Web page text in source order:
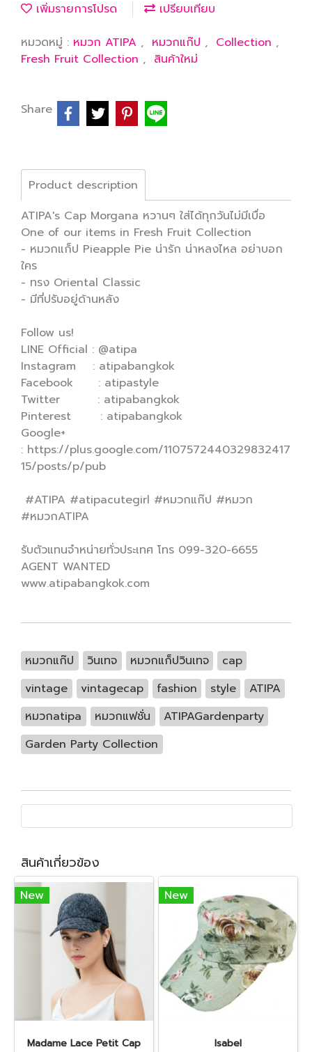
เพิ่มรายการโปรด
เปรียบเทียบ
หมวดหมู่ : หมวก ATIPA , หมวกแก๊ป , Collection ,
Fresh Fruit Collection , สินค้าใหม่
Share
Product description
ATIPA's Cap Morgana หวานๆ ใส่ได้ทุกวันไม่มีเบื่อ
One of our items in Fresh Fruit Collection
- หมวกแก็ป Pieapple Pie น่ารัก น่าหลงไหล อย่าบอก
ใคร
- ทรง Oriental Classic
- มีที่ปรับอยู่ด้านหลัง
Follow us!
LINE Official : @atipa
Instagram : atipabangkok
Facebook : atipastyle
Twitter : atipabangkok
Pinterest : atipabangkok
Google+
: https://plus.google.com/1107572440329832417
15/posts/p/pub
#ATIPA #atipacutegirl #หมวกแก๊ป #หมวก
#หมวกATIPA
รับตัวแทนจำหน่ายทั่วประเทศ โทร 099-320-6655
AGENT WANTED
www.atipabangkok.com
หมวกแก๊ป วินเทจ หมวกแก็ปวินเทจ
cap
vintage
vintagecap fashion style
ATIPA
หมวกatipa
หมวกแฟชั่น
ATIPAGardenparty
Garden Party Collection
สินค้าเกี่ยวข้อง
New
Madame Lace Petit Cap
New
Isabel